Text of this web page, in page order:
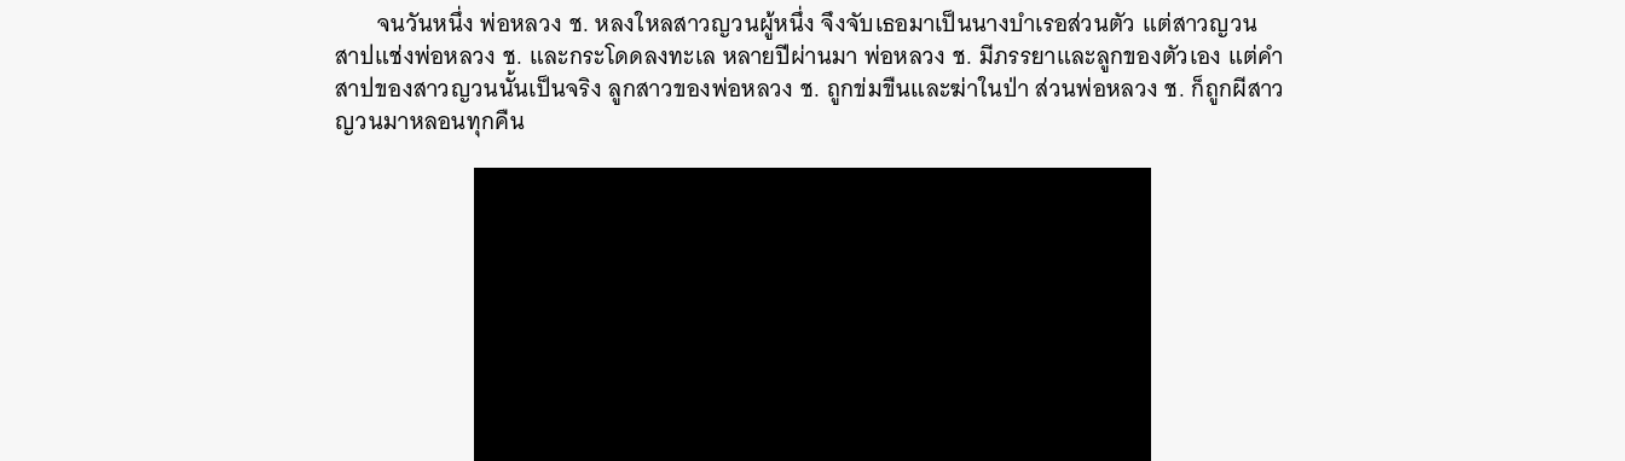
จนวันหนึ่ง พ่อหลวง ช. หลงใหลสาวญวนผู้หนึ่ง จึงจับเธอมาเป็นนางบำเรอส่วนตัว แต่สาวญวน
สาปแช่งพ่อหลวง ช. และกระโดดลงทะเล หลายปีผ่านมา พ่อหลวง ช. มีภรรยาและลูกของตัวเอง แต่คำ
สาปของสาวญวนนั้นเป็นจริง ลูกสาวของพ่อหลวง ช. ถูกข่มขืนและฆ่าในป่า ส่วนพ่อหลวง ช. ก็ถูกผีสาว
ญวนมาหลอนทุกคืน
SHARE TWEET LINE EMAIL